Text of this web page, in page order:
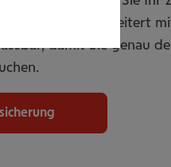
individuell erweitert
damit Sie genau